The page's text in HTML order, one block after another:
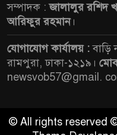
সম্পাদক :জালালুর রশিদ
আরিফুর রহমান।
যোগাযোগ কার্যালয় :বাড়ি
রামপুরা, ঢাকা-১২১৯।
newsvob57@gmail.
© All rights reserved